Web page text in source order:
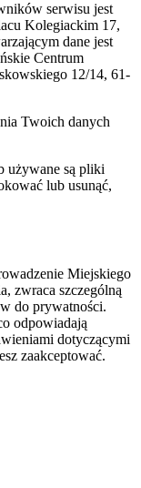
serwisu jest
Kolegiackim 17,
dane jest
Centrum
12/14, 61-
Twoich danych
używane są pliki
lub usunąć,
Miejskiego
zwraca szczególną
do prywatności.
odpowiadają
dotyczącymi
zaakceptować.